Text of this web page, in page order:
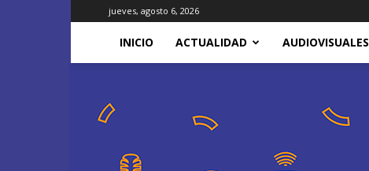
jueves, agosto 6, 2026
INICIO ACTUALIDAD AUDIOVISUALES